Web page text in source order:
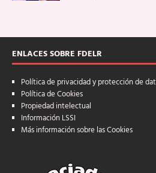
ENLACES SOBRE FDELR
Política de privacidad y protección de
Política de Cookies
Propiedad intelectual
Información LSSI
Más información sobre las Cookies